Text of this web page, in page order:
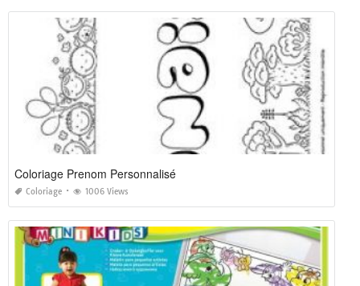
Coloriage Prenom Personnalisé
Coloriage 1006 Views